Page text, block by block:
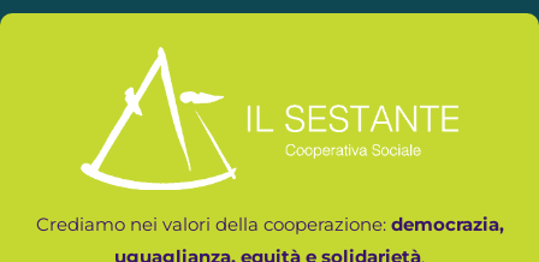
Crediamo nei valori della cooperazione: democrazia,
uguaglianza, equità e solidarietà.